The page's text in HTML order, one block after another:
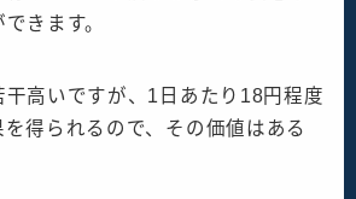
きます。
高いですが、1日あたり18円程度
得られるので、その価値はある